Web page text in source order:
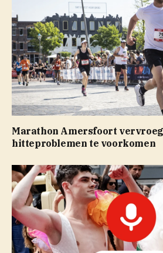
Marathon Amersfoort
hitteproblemen te voorkomen